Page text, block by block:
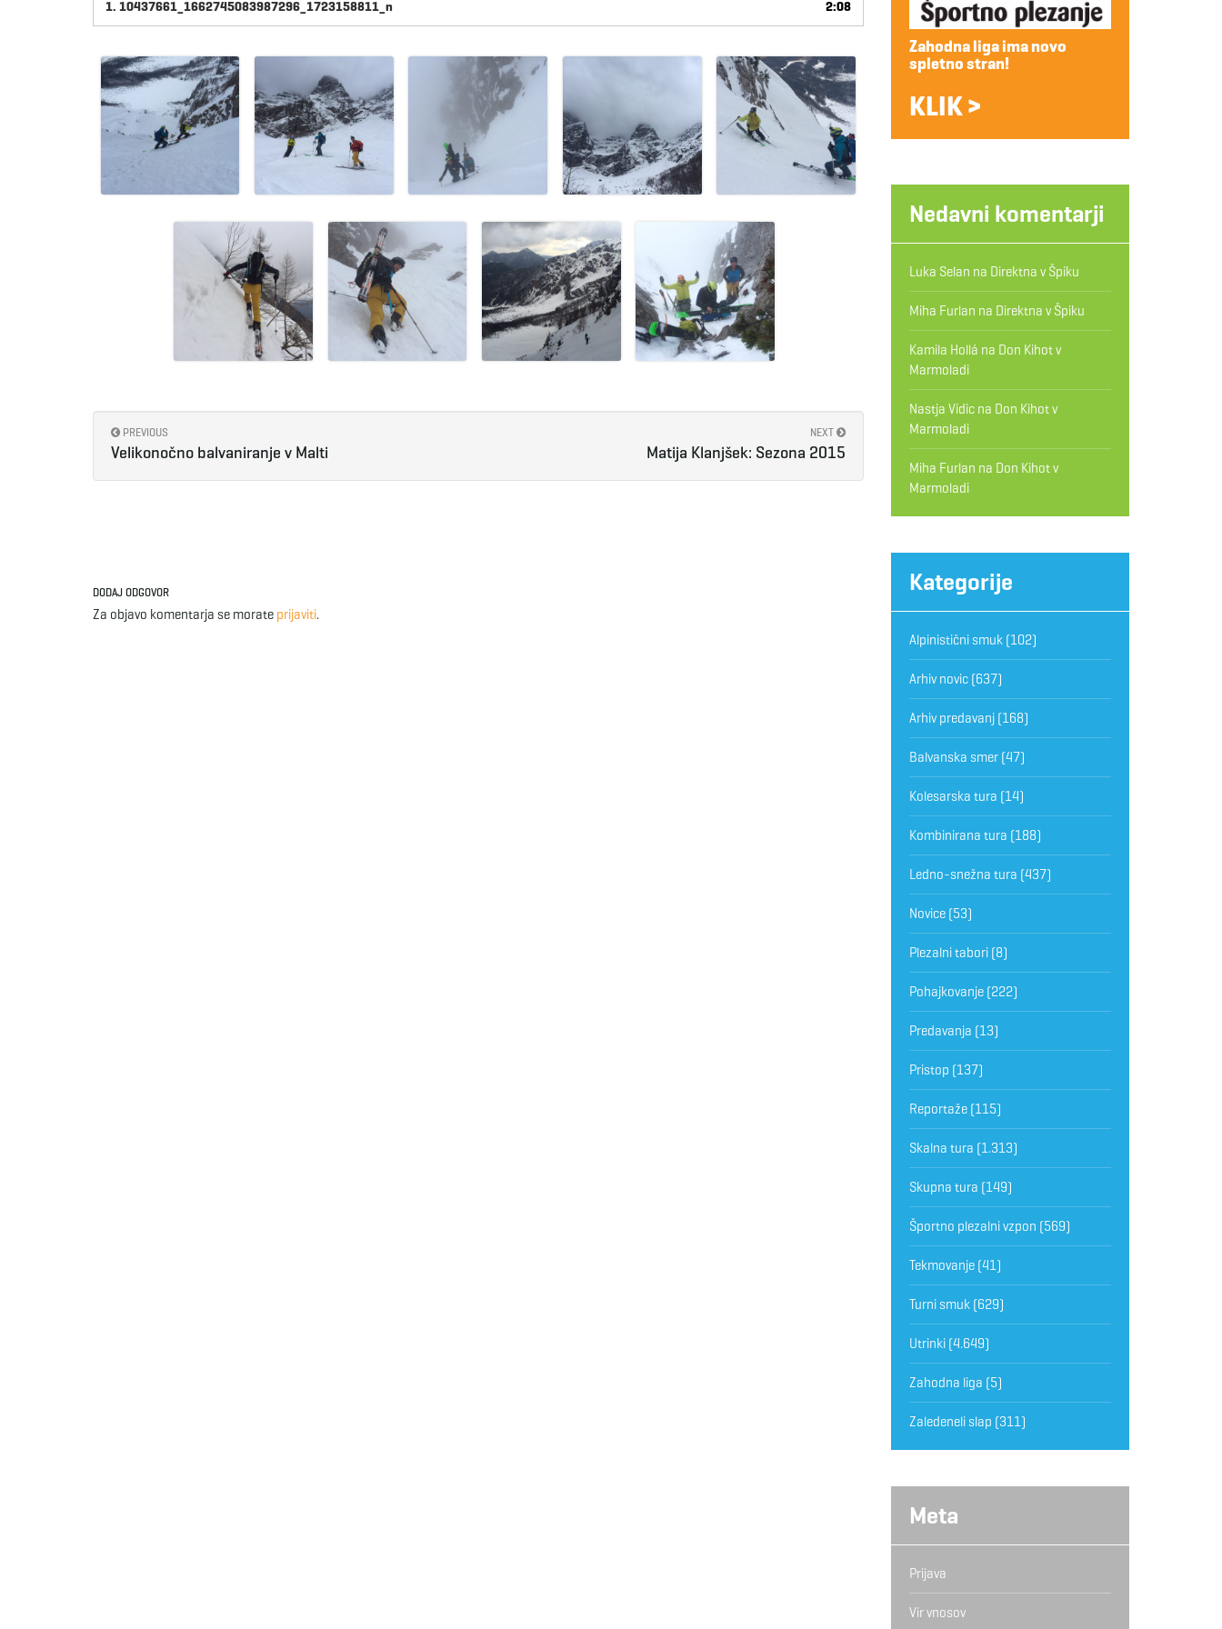
1. 10437661_1662745083987296_1723158811_n 2:08
PREVIOUS
Velikonočno balvaniranje v Malti
NEXT
Matija Klanjšek: Sezona 2015
DODAJ ODGOVOR
Za objavo komentarja se morate prijaviti.
Zahodna liga ima novo
spletno stran!
KLIK >
Nedavni komentarji
Luka Selan na Direktna v Špiku
Miha Furlan na Direktna v Špiku
Kamila Hollá na Don Kihot v
Marmoladi
Nastja Vidicna Don Kihot v
Marmoladi
Miha Furlan na Don Kihot v
Marmoladi
Kategorije
Alpinistični smuk(102)
Arhiv novic(637)
Arhiv predavanj(168)
Balvanska smer(47)
Kolesarska tura (14)
Kombinirana tura (188)
Ledno-snežna tura (437)
Novice(53)
Plezalni tabori(8)
Pohajkovanje(222)
Predavanja (13)
Pristop (137)
Reportaže(115)
Skalna tura (1.313)
Skupna tura (149)
Športno plezalni vzpon (569)
Tekmovanje(41)
Turni smuk(629)
Utrinki(4.649)
Zahodna liga (5)
Zaledeneli slap (311)
Meta
Prijava
Vir vnosov